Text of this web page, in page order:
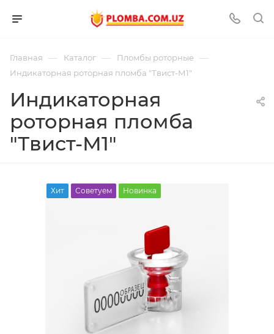
Главная — Каталог — Пломбы роторные —
Индикаторная роторная пломба "Твист-М1"
Индикаторная
роторная пломба
"Твист-М1"
Хит Советуем Новинка